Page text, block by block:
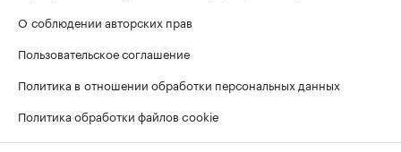
О соблюдении авторских прав
Пользовательское соглашение
Политика в отношении обработки персональных данных
Политика обработки файлов cookie